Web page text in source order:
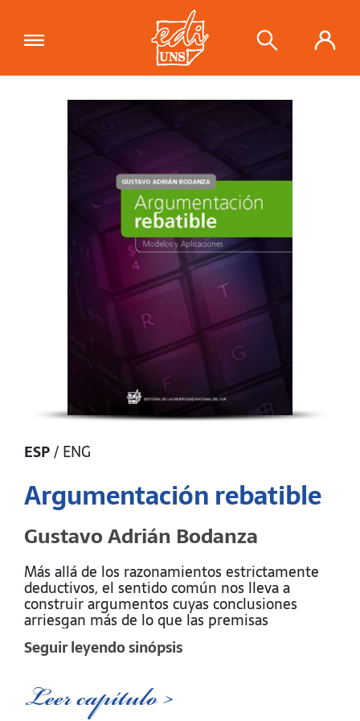
"Argumentación rebatible"
ESP/ ENG
Argumentación rebatible
Gustavo Adrián Bodanza
Más allá de los razonamientos estrictamente
deductivos, el sentido común nos lleva a
construir argumentos cuyas conclusiones
arriesgan más de lo que las premisas
garantizan. Pero esto no es un vicio de nuestro
pensamiento, sino una virtud. Sin argumentos
llevar adelante la vida diaria serían imposibles.
El estudio de la argumentación rebatible ha
Seguir leyendo sinópsis
Leer capítulo >